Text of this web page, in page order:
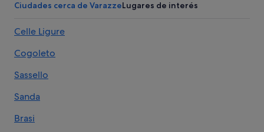
Vado Ligure hoteles
Campings de caravanas en Savona
Noli hoteles
Pegli hoteles
Spotorno hoteles
Savona hoteles
Ciudades cerca de VarazzeLugares de interés
Celle Ligure
Cogoleto
Sassello
Sanda
Brasi